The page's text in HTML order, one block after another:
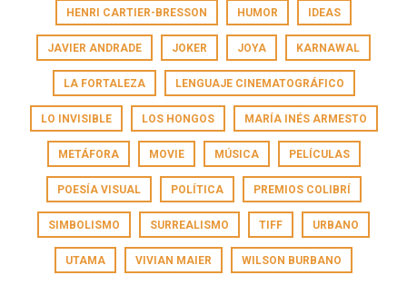
HENRI CARTIER-BRESSON HUMOR IDEAS
JAVIER ANDRADE JOKER JOYA KARNAWAL
LA FORTALEZA LENGUAJE CINEMATOGRÁFICO
LO INVISIBLE LOS HONGOS MARÍA INÉS ARMESTO
METÁFORA MOVIE MÚSICA PELÍCULAS
POESÍA VISUAL POLÍTICA PREMIOS COLIBRÍ
SIMBOLISMO SURREALISMO TIFF URBANO
UTAMA VIVIAN MAIER WILSON BURBANO